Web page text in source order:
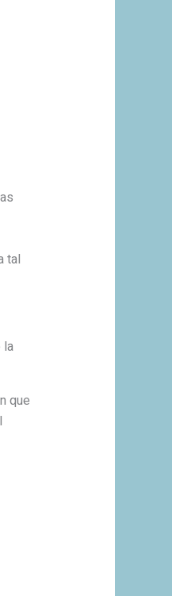
tal
la
que